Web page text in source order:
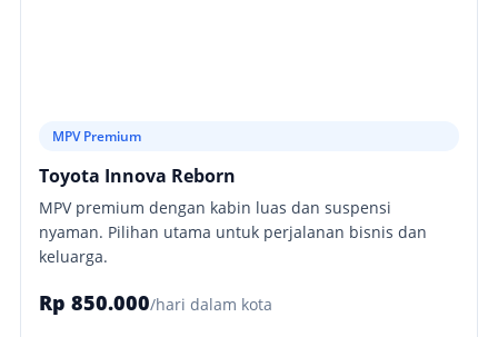
MPV Premium
Toyota Innova Reborn
MPV premium dengan kabin luas dan suspensi
nyaman. Pilihan utama untuk perjalanan bisnis dan
keluarga.
Rp 850.000/hari dalam kota